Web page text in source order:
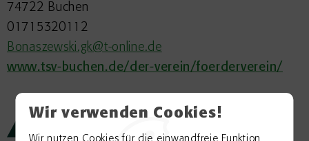
Wir verwenden Cookies!
Wir nutzen Cookies für die einwandfreie Funktion
74722 Buchen
01715320112
Bonaszewski.gk@t-online.de
www.tsv-buchen.de/der-verein/foerderverein/
Zurück zur Übersicht